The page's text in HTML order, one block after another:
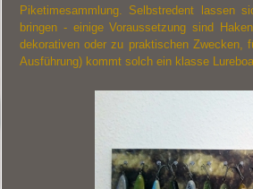
Piketimesammlung. Selbstredent lassen
bringen - einige Voraussetzung sind
dekorativen oder zu praktischen Zwecken,
Ausführung) kommt solch ein klasse